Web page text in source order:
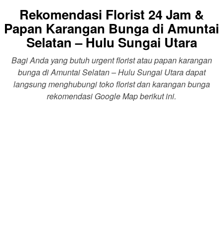
Rekomendasi Florist 24 Jam &
Papan Karangan Bunga di Amuntai
Selatan – Hulu Sungai Utara
Bagi Anda yang butuh urgent florist atau papan karangan
bunga di Amuntai Selatan – Hulu Sungai Utara dapat
langsung menghubungi toko florist dan karangan bunga
rekomendasi Google Map berikut ini.